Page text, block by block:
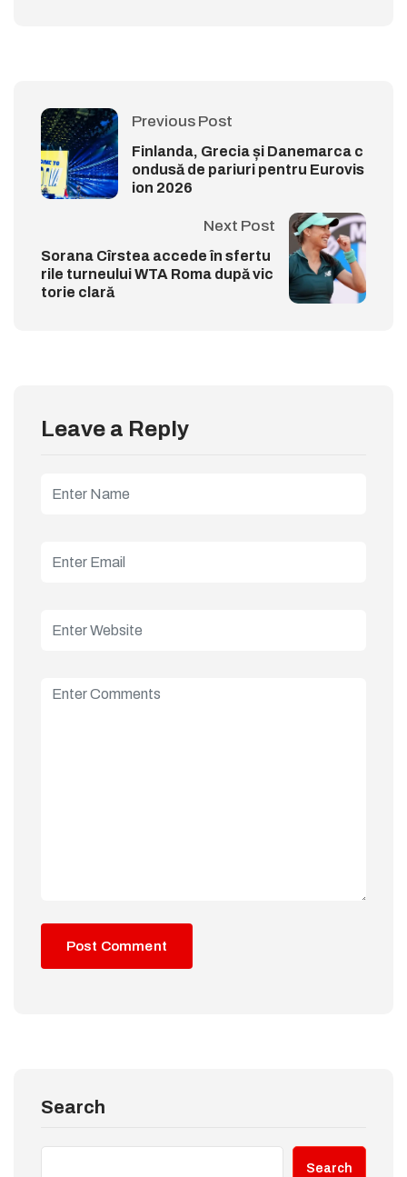
Previous Post
Finlanda, Grecia și Danemarca c
ondusă de pariuri pentru Eurovis
ion 2026
Next Post
Sorana Cîrstea accede în sfertu
rile turneului WTA Roma după vic
torie clară
Leave a Reply
Search
Search